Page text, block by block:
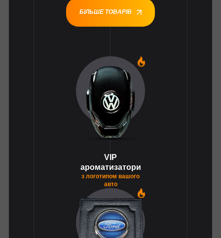
БІЛЬШЕ ТОВАРІВ
VIP
ароматизатори
з логотипом вашого
авто